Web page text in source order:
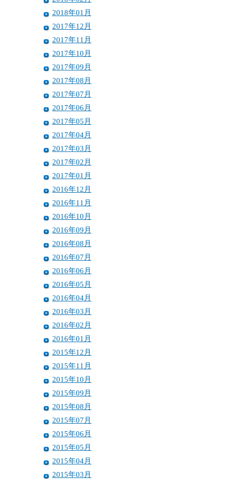
2018年01月
2017年12月
2017年11月
2017年10月
2017年09月
2017年08月
2017年07月
2017年06月
2017年05月
2017年04月
2017年03月
2017年02月
2017年01月
2016年12月
2016年11月
2016年10月
2016年09月
2016年08月
2016年07月
2016年06月
2016年05月
2016年04月
2016年03月
2016年02月
2016年01月
2015年12月
2015年11月
2015年10月
2015年09月
2015年08月
2015年07月
2015年06月
2015年05月
2015年04月
2015年03月